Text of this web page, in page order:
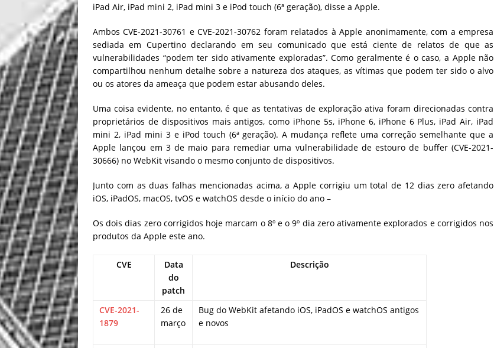
iPad Air, iPad mini 2, iPad mini 3 e iPod touch (6ª geração), disse a Apple.
Ambos CVE-2021-30761 e CVE-2021-30762 foram relatados à Apple anonimamente, com a empresa
sediada em Cupertino declarando em seu comunicado que está ciente de relatos de que as
vulnerabilidades “podem ter sido ativamente exploradas”. Como geralmente é o caso, a Apple não
compartilhou nenhum detalhe sobre a natureza dos ataques, as vítimas que podem ter sido o alvo
ou os atores da ameaça que podem estar abusando deles.
Uma coisa evidente, no entanto, é que as tentativas de exploração ativa foram direcionadas contra
proprietários de dispositivos mais antigos, como iPhone 5s, iPhone 6, iPhone 6 Plus, iPad Air, iPad
mini 2, iPad mini 3 e iPod touch (6ª geração). A mudança reflete uma correção semelhante que a
Apple lançou em 3 de maio para remediar uma vulnerabilidade de estouro de buffer (CVE-2021-
30666) no WebKit visando o mesmo conjunto de dispositivos.
Junto com as duas falhas mencionadas acima, a Apple corrigiu um total de 12 dias zero afetando
iOS, iPadOS, macOS, tvOS e watchOS desde o início do ano –
Os dois dias zero corrigidos hoje marcam o 8º e o 9º dia zero ativamente explorados e corrigidos nos
produtos da Apple este ano.
CVE
Data
do
patch
Descrição
CVE-2021-
1879
26 de
março
Bug do WebKit afetando iOS, iPadOS e watchOS antigos
e novos